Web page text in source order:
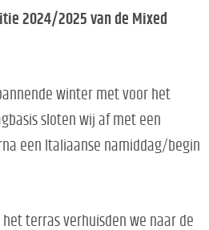
2024/2025 van de Mixed
winter met voor het
sloten wij af met een
een Italiaanse namiddag/begin
het terras verhuisden we naar de